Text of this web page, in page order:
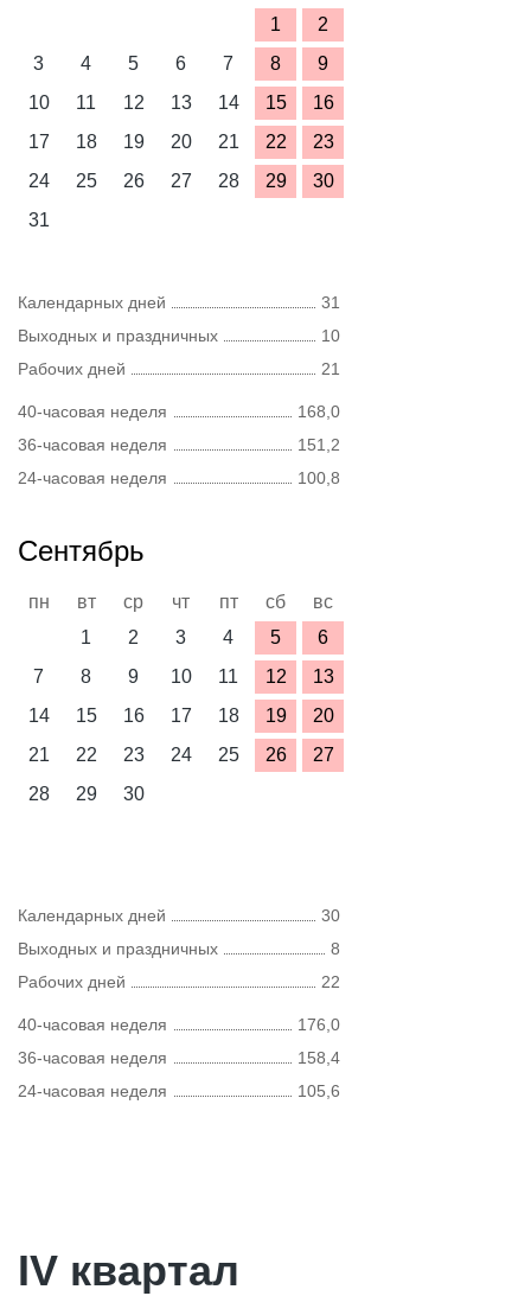
1
2
3
4 5 6 7 8
9
10
11 12 13 14 15
16
17
18 19 20 21 22
23
24
25 26 27 28 29
30
31
Календарных дней
31
Выходных и праздничных
10
Рабочих дней
21
40-часовая неделя
168,0
36-часовая неделя
151,2
24-часовая неделя
100,8
Сентябрь
пн вт ср чт пт сб
вс
1
2 3 4 5
6
7
8 9 10 11 12
13
14
15 16 17 18 19
20
21
22 23 24 25 26
27
28
29 30
Календарных дней
30
Выходных и праздничных
8
Рабочих дней
22
40-часовая неделя
176,0
36-часовая неделя
158,4
24-часовая неделя
105,6
IV квартал